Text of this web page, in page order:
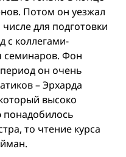
Потом он уезжал
для подготовки
с коллегами-
семинаров. Фон
он очень
– Эрхарда
высоко
то чтение курса